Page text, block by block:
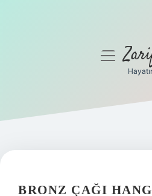
Gizlilik Politikası
Yasal Uyarı
menüyü
BRONZ ÇAĞI